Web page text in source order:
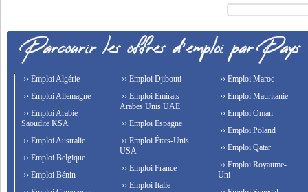
›› Emploi Algérie
›› Emploi Allemagne
›› Emploi Arabie
Saoudite KSA
›› Emploi Australie
›› Emploi Belgique
›› Emploi Bénin
›› Emploi Djibouti
›› Emploi Émirats
Arabes Unis UAE
›› Emploi Espagne
›› Emploi États-Unis
USA
›› Emploi France
›› Emploi Italie
›› Emploi Maroc
›› Emploi Mauritanie
›› Emploi Oman
›› Emploi Poland
›› Emploi Qatar
›› Emploi Royaume-
Uni